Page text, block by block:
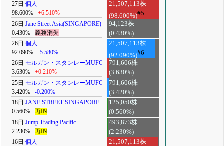
27日 個人
98.600%
+6.510%
21,507,113株
(98.600%)#5
26日 Jane Street Asia(SINGAPORE)
0.430%
義務消失
94,123株
(0.430%)
26日 個人
92.090%
-5.580%
21,507,113株
(92.090%)#6
26日 モルガン・スタンレーMUFG
3.630%
+0.210%
791,606株
(3.630%)
25日 モルガン・スタンレーMUFG
3.420%
-0.200%
791,606株
(3.420%)
18日 JANE STREET SINGAPORE
0.560%
再IN
125,050株
(0.560%)
18日 Jump Trading Pacific
2.230%
再IN
493,873株
(2.230%)
16日 個人
21,507,113株